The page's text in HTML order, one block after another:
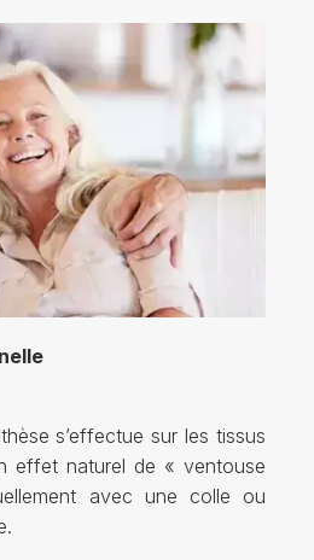
s’effectue sur les tissus
effet naturel de « ventouse
avec une colle ou